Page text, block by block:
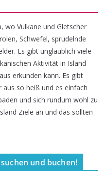
wo Vulkane und Gletscher
Schwefel, sprudelnde
Es gibt unglaublich viele
Aktivität in Island
erkunden kann. Es gibt
so heiß und es einfach
und sich rundum wohl zu
Ziele an und das sollten
und buchen!